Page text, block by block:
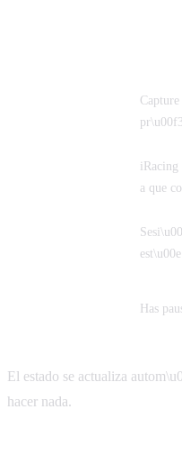
iRacing
a que
Has
El estado se actualiza
hacer nada.